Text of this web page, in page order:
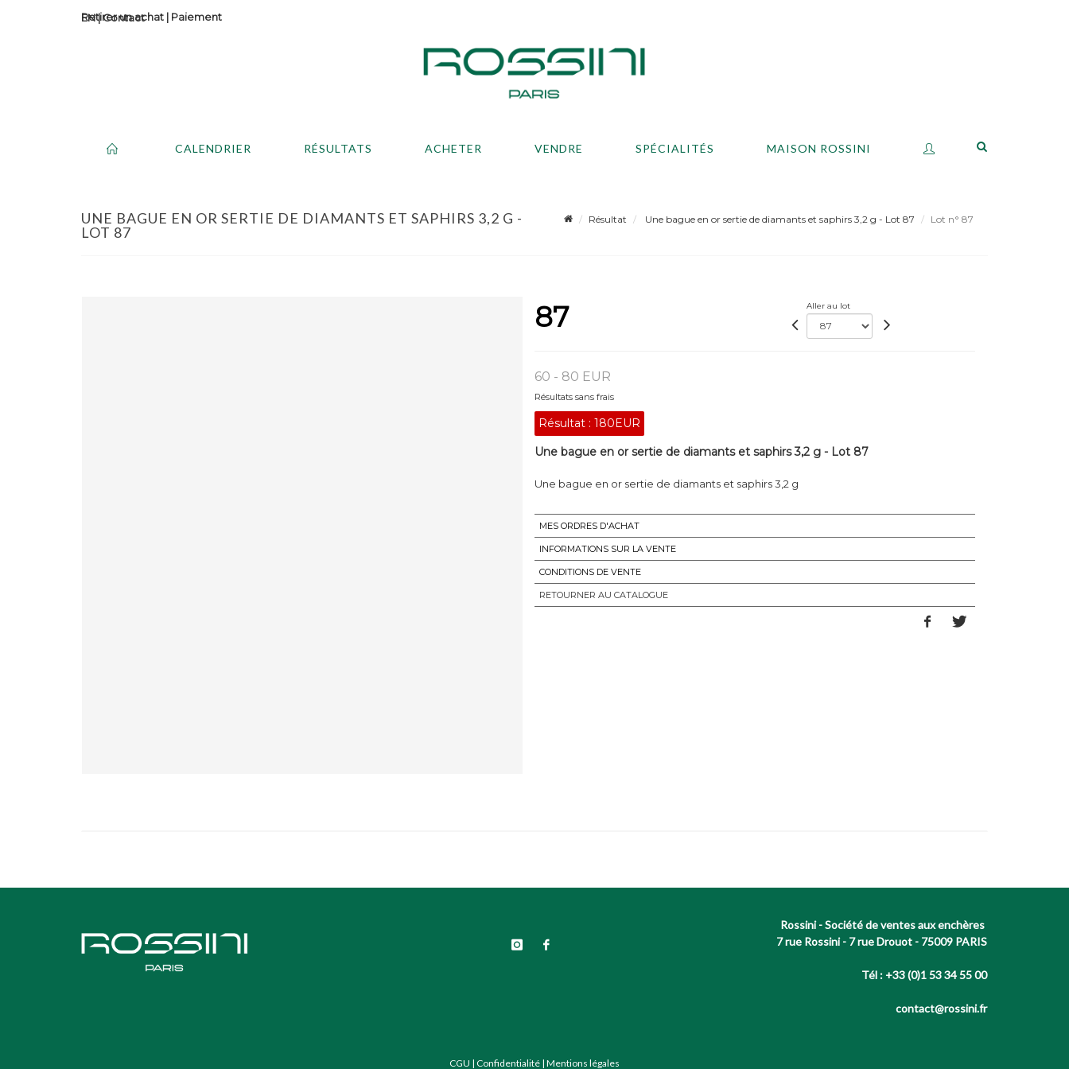
Contact
Retirer un achat | Paiement
CALENDRIER RÉSULTATS ACHETER VENDRE SPÉCIALITÉS MAISON ROSSINI
UNE BAGUE EN OR SERTIE DE DIAMANTS ET SAPHIRS 3,2 G -
LOT 87
Résultat Une bague en or sertie de diamants et saphirs 3,2 g - Lot 87 Lot n° 87
87 Aller au lot
60 - 80 EUR
Résultats sans frais
Résultat : 180EUR
Une bague en or sertie de diamants et saphirs 3,2 g - Lot 87
Une bague en or sertie de diamants et saphirs 3,2 g
MES ORDRES D'ACHAT
INFORMATIONS SUR LA VENTE
CONDITIONS DE VENTE
RETOURNER AU CATALOGUE
Rossini - Société de ventes aux enchères
7 rue Rossini - 7 rue Drouot - 75009 PARIS
Tél : +33 (0)1 53 34 55 00
contact@rossini.fr
CGU | Confidentialité | Mentions légales